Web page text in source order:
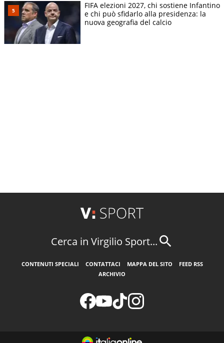
FIFA elezioni 2027, chi sostiene Infantino
e chi può sfidarlo alla presidenza: la
nuova geografia del calcio
Cerca in Virgilio Sport...
CONTENUTI SPECIALI CONTATTACI MAPPA DEL SITO
FEED RSS
ARCHIVIO